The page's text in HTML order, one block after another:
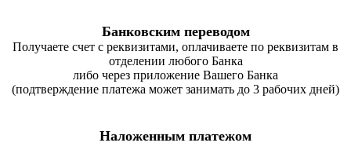
Банковским переводом
Получаете счет с реквизитами, оплачиваете по реквизитам в
отделении любого Банка
либо через приложение Вашего Банка
(подтверждение платежа может занимать до 3 рабочих дней)
Наложенным платежом